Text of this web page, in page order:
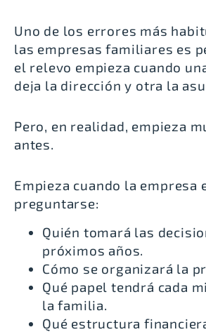
Uno de los errores más
las empresas familiares es
el relevo empieza cuando
deja la dirección y otra la
Pero, en realidad, empieza
antes.
Empieza cuando la empresa
preguntarse:
Quién tomará las
próximos años.
Cómo se organizará la
Qué papel tendrá cada
la familia.
Qué estructura